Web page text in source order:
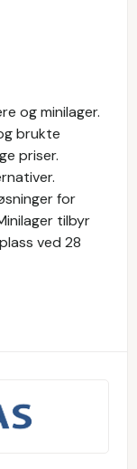
og minilager.
brukte
priser.
for
tilbyr
ved 28